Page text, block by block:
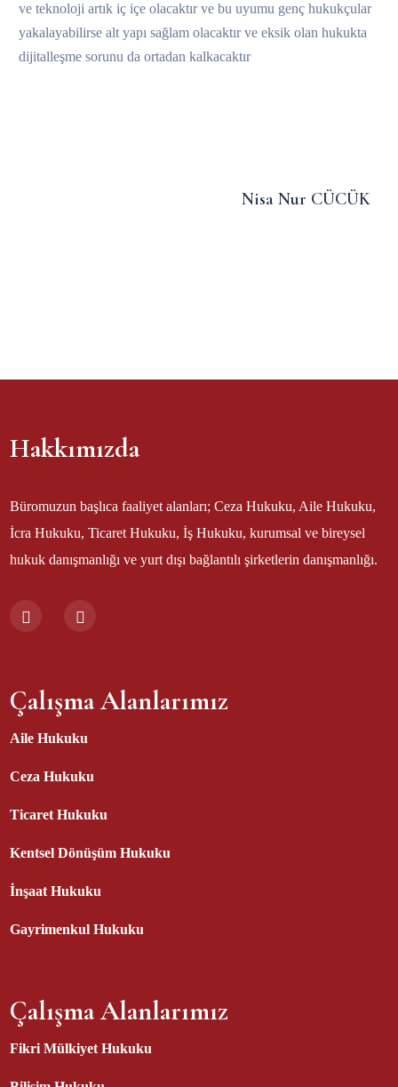
ve teknoloji artık iç içe olacaktır ve bu uyumu genç hukukçular
yakalayabilirse alt yapı sağlam olacaktır ve eksik olan hukukta
dijitalleşme sorunu da ortadan kalkacaktır
Nisa Nur CÜCÜK
Hakkımızda
Büromuzun başlıca faaliyet alanları; Ceza Hukuku, Aile Hukuku,
İcra Hukuku, Ticaret Hukuku, İş Hukuku, kurumsal ve bireysel
hukuk danışmanlığı ve yurt dışı bağlantılı şirketlerin danışmanlığı.
Çalışma Alanlarımız
Aile Hukuku
Ceza Hukuku
Ticaret Hukuku
Kentsel Dönüşüm Hukuku
İnşaat Hukuku
Gayrimenkul Hukuku
Çalışma Alanlarımız
Fikri Mülkiyet Hukuku